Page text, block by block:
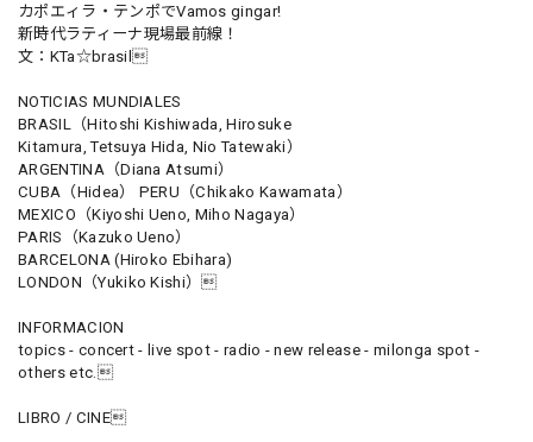
カポエィラ・テンポでVamos gingar!
新時代ラティーナ現場最前線！
文：KTa☆brasil
NOTICIAS MUNDIALES
BRASIL（Hitoshi Kishiwada, Hirosuke
Kitamura, Tetsuya Hida, Nio Tatewaki）
ARGENTINA（Diana Atsumi）
CUBA（Hidea） PERU（Chikako Kawamata）
MEXICO（Kiyoshi Ueno, Miho Nagaya）
PARIS（Kazuko Ueno）
BARCELONA (Hiroko Ebihara)
LONDON（Yukiko Kishi）
INFORMACION
topics - concert - live spot - radio - new release - milonga spot -
others etc.
LIBRO / CINE